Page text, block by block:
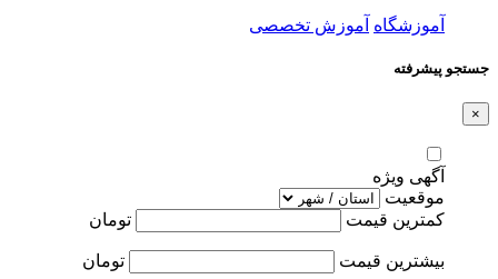
آموزشگاه آموزش تخصصی
جستجو پیشرفته
×
آگهی ویژه
موقعیت
کمترین قیمت
تومان
بیشترین قیمت تومان